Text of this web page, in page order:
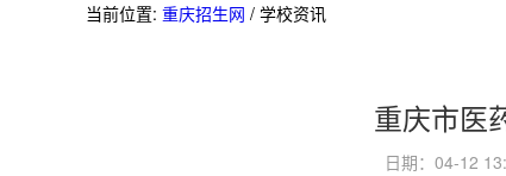
当前位置: 重庆招生网 / 学校资讯
重庆市医
日期：04-12